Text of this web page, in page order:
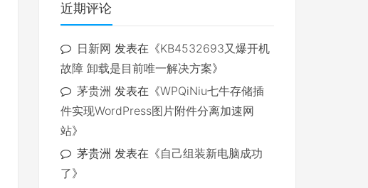
近期评论
日新网 发表在《KB4532693又爆开机
故障 卸载是目前唯一解决方案》
茅贵洲 发表在《WPQiNiu七牛存储插
件实现WordPress图片附件分离加速网
站》
茅贵洲 发表在《自己组装新电脑成功
了》